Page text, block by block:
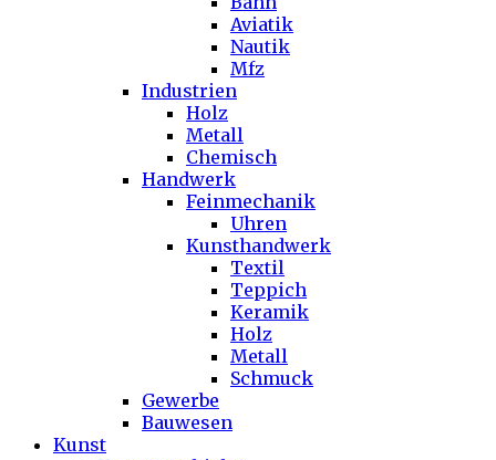
Aviatik
Nautik
Mfz
Industrien
Holz
Metall
Chemisch
Handwerk
Feinmechanik
Uhren
Kunsthandwerk
Textil
Teppich
Keramik
Holz
Metall
Schmuck
Gewerbe
Bauwesen
Kunst